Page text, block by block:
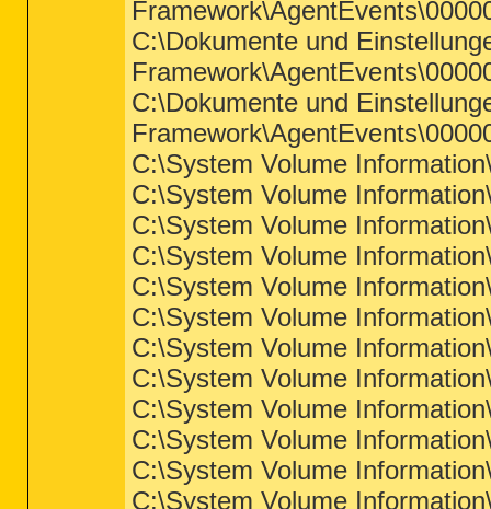
C:\Dokumente und
C:\Dokumente und
C:\System Volume
C:\System Volume
C:\System Volume
C:\System Volume
C:\System Volume
C:\System Volume
C:\System Volume
C:\System Volume
C:\System Volume
C:\System Volume
C:\System Volume
C:\System Volume